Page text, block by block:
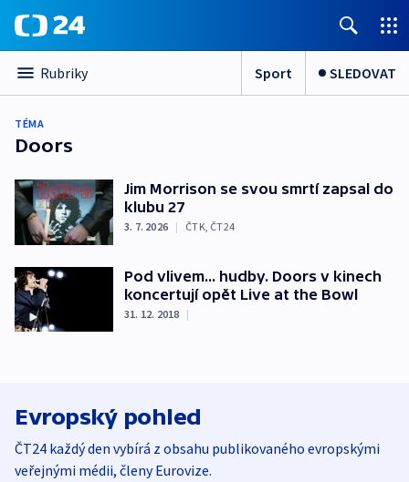
Rubriky Sport SLEDOVAT
TÉMA
Doors
Jim Morrison se svou smrtí zapsal do
klubu 27
3. 7. 2026 | ČTK, ČT24
Pod vlivem... hudby. Doors v kinech
koncertují opět Live at the Bowl
31. 12. 2018 |
Evropský pohled
ČT24 každý den vybírá z obsahu publikovaného evropskými
veřejnými médii, členy Eurovize.